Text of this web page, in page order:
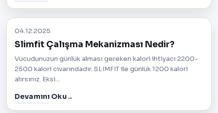
04.12.2025
Slimfit Çalışma Mekanizması Nedir?
Vücudunuzun günlük alması gereken kalori ihtiyacı 2200-
2500 kalori civarındadır. SLIMFIT ile günlük 1200 kalori
alırsınız. Eksi...
Devamını Oku